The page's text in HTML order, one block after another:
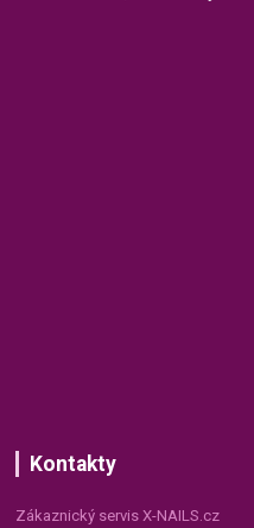
Kontakty
Zákaznický servis X-NAILS.cz